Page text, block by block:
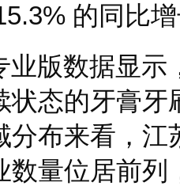
的同比
业版数据显示
状态的牙膏牙
分布来看，江
数量位居前列